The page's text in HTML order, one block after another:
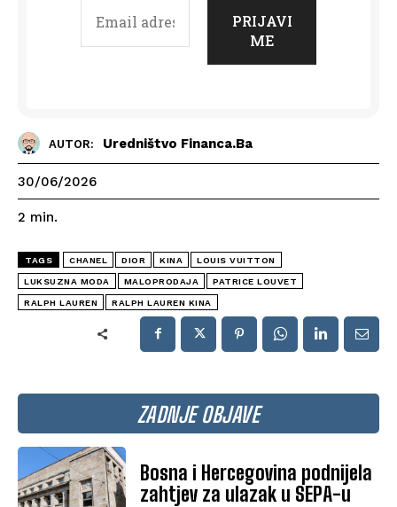
ZADNJE OBJAVE
Bosna i Hercegovina podnijela
zahtjev za ulazak u SEPA-u
AUTOR: Uredništvo Financa.ba
30/06/2026
2 min.
TAGS CHANEL DIOR KINA LOUIS VUITTON
LUKSUZNA MODA MALOPRODAJA PATRICE LOUVET
RALPH LAUREN RALPH LAUREN KINA